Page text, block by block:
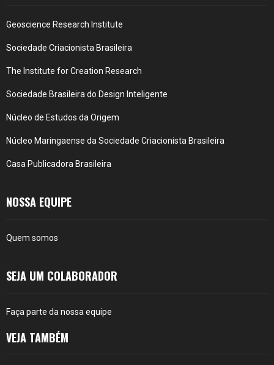
Geoscience Research Institute
Sociedade Criacionista Brasileira
The Institute for Creation Research
Sociedade Brasileira do Design Inteligente
Núcleo de Estudos da Origem
Núcleo Maringaense da Sociedade Criacionista Brasileira
Casa Publicadora Brasileira
NOSSA EQUIPE
Quem somos
SEJA UM COLABORADOR
Faça parte da nossa equipe
VEJA TAMBÉM